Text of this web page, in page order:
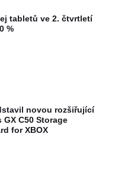
tabletů ve 2. čtvrtletí
%
novou rozšiřující
C50 Storage
for XBOX